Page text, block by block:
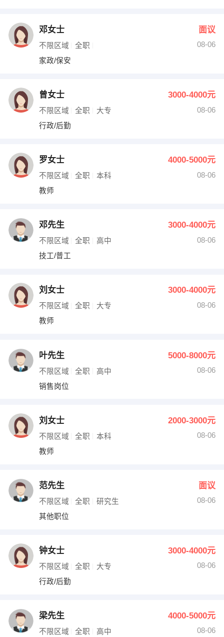
邓女士 面议
不限区域 全职
08-06
家政/保安
曾女士 3000-4000元
不限区域 全职 大专
08-06
行政/后勤
罗女士 4000-5000元
不限区域 全职 本科
08-06
教师
邓先生 3000-4000元
不限区域 全职 高中
08-06
技工/普工
刘女士 3000-4000元
不限区域 全职 大专
08-06
教师
叶先生 5000-8000元
不限区域 全职 高中
08-06
销售岗位
刘女士 2000-3000元
不限区域 全职 本科
08-06
教师
范先生 面议
不限区域 全职 研究生
08-06
其他职位
钟女士 3000-4000元
不限区域 全职 大专
08-06
行政/后勤
梁先生 4000-5000元
不限区域 全职 高中
08-06